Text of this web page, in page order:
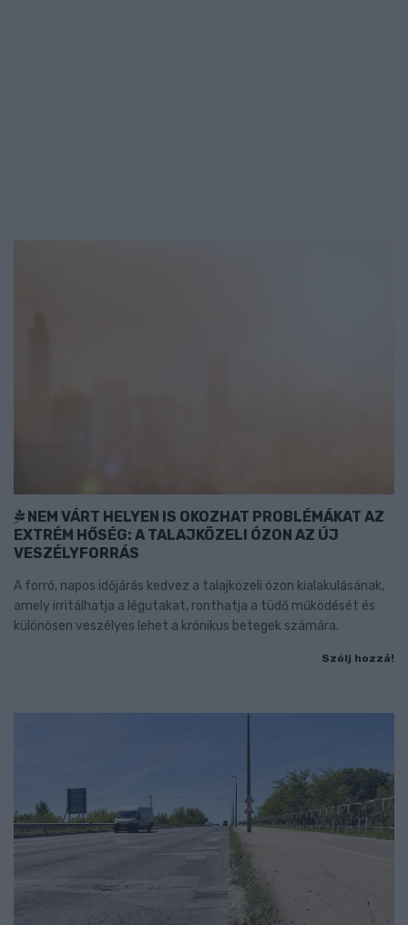
NEM VÁRT HELYEN IS OKOZHAT PROBLÉMÁKAT AZ
EXTRÉM HŐSÉG: A TALAJKÖZELI ÓZON AZ ÚJ
VESZÉLYFORRÁS
A forró, napos időjárás kedvez a talajközeli ózon kialakulásának,
amely irritálhatja a légutakat, ronthatja a tüdő működését és
különösen veszélyes lehet a krónikus betegek számára.
Szólj hozzá!